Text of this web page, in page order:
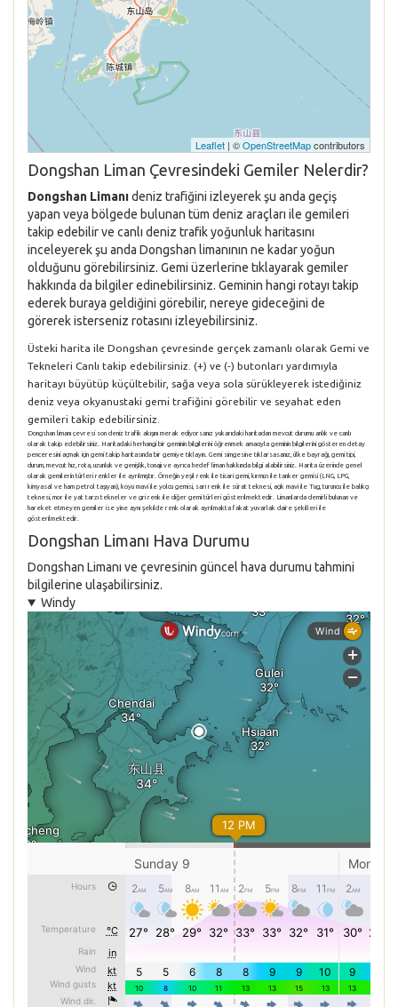
Leaflet | ©OpenStreetMapcontributors
Dongshan Liman Çevresindeki Gemiler Nelerdir?
Dongshan Limanıdeniz trafiğini izleyerek şu anda geçiş
yapan veya bölgede bulunan tüm deniz araçları ile gemileri
takip edebilir ve canlı deniz trafik yoğunluk haritasını
inceleyerek şu anda Dongshan limanının ne kadar yoğun
olduğunu görebilirsiniz. Gemi üzerlerine tıklayarak gemiler
hakkında da bilgiler edinebilirsiniz. Geminin hangi rotayı takip
ederek buraya geldiğini görebilir, nereye gideceğini de
görerek isterseniz rotasını izleyebilirsiniz.
Üsteki harita ile Dongshan çevresinde gerçek zamanlı olarak Gemi ve
Tekneleri Canlı takip edebilirsiniz. (+) ve (-) butonları yardımıyla
haritayı büyütüp küçültebilir, sağa veya sola sürükleyerek istediğiniz
deniz veya okyanustaki gemi trafiğini görebilir ve seyahat eden
gemileri takip edebilirsiniz.
Dongshan limanı çevresi son deniz trafik akışını merak ediyorsanız yukarıdaki haritadan mevcut durumu anlık ve canlı
olarak takip edebilirsiniz. Haritadaki herhangi bir geminin bilgilerini öğrenmek amacıyla geminin bilgilerini gösteren detay
penceresini açmak için gemi takip haritasında bir gemiye tıklayın. Gemi simgesine tıklarsasanız, ülke bayrağı, gemi tipi,
durum, mevcut hız, rota, uzunluk ve genişlik, tonajı ve ayrıca hedef liman hakkında bilgi alabilirsiniz. Harita üzerinde genel
olarak gemilerin türleri renkler ile ayrılmıştır. Örneğin yeşil renk ile ticari gemi, kırmızı ile tanker gemisi (LNG, LPG,
kimyasal ve ham petrol taşıyan), koyu mavi ile yolcu gemisi, sarı renk ile sürat teknesi, açık mavi ile Tug, turuncu ile balıkçı
teknesi, mor ile yat tarzı tekneler ve gri renk ile diğer gemi türleri gösterilmektedir. Limanlarda demirli bulunan ve
hareket etmeyen gemiler ise yine aynı şekilde renk olarak ayrılmakta fakat yuvarlak daire şekilleri ile
gösterilmektedir.
Dongshan Limanı Hava Durumu
Dongshan Limanı ve çevresinin güncel hava durumu tahmini
bilgilerine ulaşabilirsiniz.
Windy